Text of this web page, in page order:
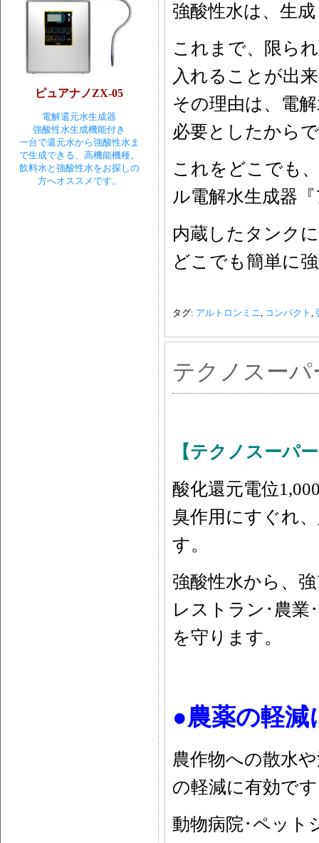
ピュアナノZX-05
電解還元水生成器
強酸性水生成機能付き
一台で還元水から強酸性水ま
で生成できる、高機能機種。
飲料水と強酸性水をお探しの
方へオススメです。
強酸性水は、生
これまで、限ら
入れることが出
その理由は、電
必要としたから
これをどこでも
ル電解水生成器
内蔵したタンク
どこでも簡単に
タグ: アルトロンミニ コンパクト
テクノスー
【テクノスーパ
酸化還元電位
臭作用にすぐれ
す。
強酸性水から、
レストラン･農業
を守ります。
●農薬の軽減
農作物への散水
の軽減に有効で
動物病院･ペット